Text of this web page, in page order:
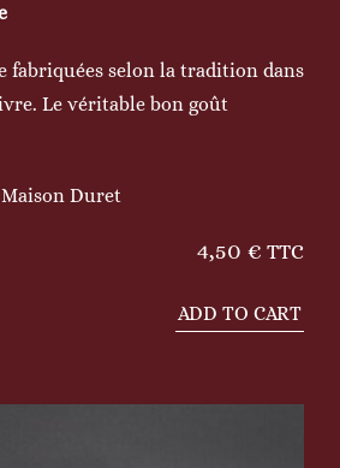
fabriquées selon la tradition dans
Le véritable bon goût
Maison Duret
4,50 € TTC
ADD TO CART